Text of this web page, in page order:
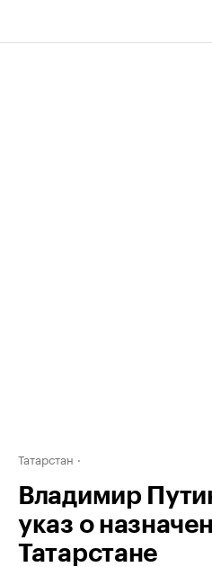
Татарстан
Владимир
указ о
Татарстане